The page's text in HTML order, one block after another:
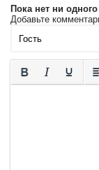
Пока нет ни
Добавьте